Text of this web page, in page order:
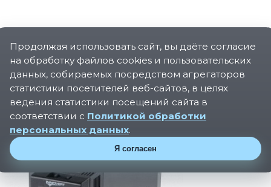
Продолжая использовать сайт, вы даёте согласие
на обработку файлов cookies и пользовательских
данных, собираемых посредством агрегаторов
статистики посетителей веб-сайтов, в целях
ведения статистики посещений сайта в
соответствии с Политикой обработки
персональных данных.
Я согласен